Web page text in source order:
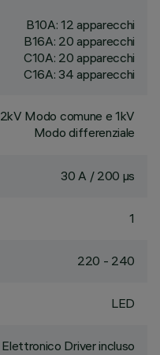
B10A: 12 apparecchi
B16A: 20 apparecchi
C10A: 20 apparecchi
C16A: 34 apparecchi
2kV Modo comune e 1kV
Modo differenziale
30 A / 200 µs
1
220 - 240
LED
Elettronico Driver incluso